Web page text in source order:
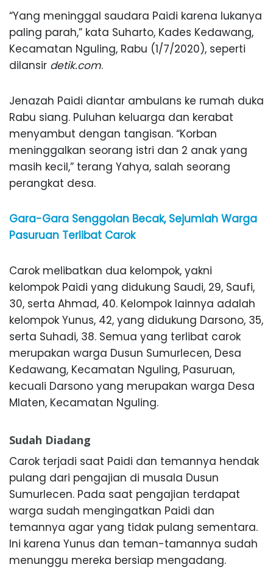
“Yang meninggal saudara Paidi karena lukanya
paling parah,” kata Suharto, Kades Kedawang,
Kecamatan Nguling, Rabu (1/7/2020), seperti
dilansir detik.com.
Jenazah Paidi diantar ambulans ke rumah duka
Rabu siang. Puluhan keluarga dan kerabat
menyambut dengan tangisan. “Korban
meninggalkan seorang istri dan 2 anak yang
masih kecil,” terang Yahya, salah seorang
perangkat desa.
Gara-Gara Senggolan Becak, Sejumlah Warga
Pasuruan Terlibat Carok
Carok melibatkan dua kelompok, yakni
kelompok Paidi yang didukung Saudi, 29, Saufi,
30, serta Ahmad, 40. Kelompok lainnya adalah
kelompok Yunus, 42, yang didukung Darsono, 35,
serta Suhadi, 38. Semua yang terlibat carok
merupakan warga Dusun Sumurlecen, Desa
Kedawang, Kecamatan Nguling, Pasuruan,
kecuali Darsono yang merupakan warga Desa
Mlaten, Kecamatan Nguling.
Sudah Diadang
Carok terjadi saat Paidi dan temannya hendak
pulang dari pengajian di musala Dusun
Sumurlecen. Pada saat pengajian terdapat
warga sudah mengingatkan Paidi dan
temannya agar yang tidak pulang sementara.
Ini karena Yunus dan teman-tamannya sudah
menunggu mereka bersiap mengadang.